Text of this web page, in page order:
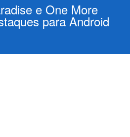
e One More
para Android